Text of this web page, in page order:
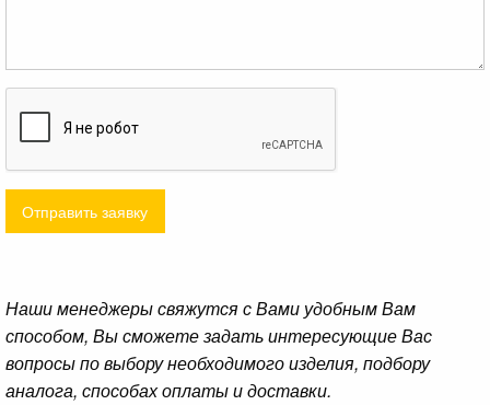
Отправить заявку
Наши менеджеры свяжутся с Вами удобным Вам
способом, Вы сможете задать интересующие Вас
вопросы по выбору необходимого изделия, подбору
аналога, способах оплаты и доставки.